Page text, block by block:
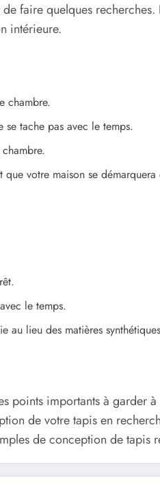
faire quelques
intérieure.
chambre.
tache pas avec le temps.
votre maison se démarquera
le temps.
au lieu des matières
importants à garder
de votre tapis en
de conception de tapis